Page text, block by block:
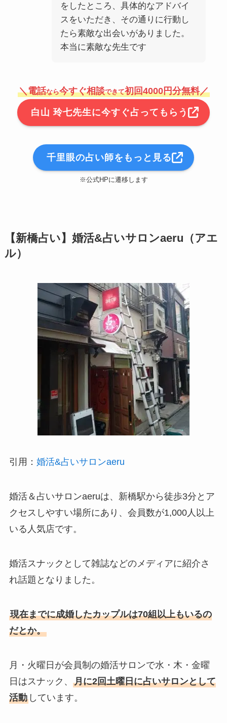
をしたところ、具体的なアドバイ
スをいただき、その通りに行動し
たら素敵な出会いがありました。
本当に素敵な先生です
＼電話なら今すぐ相談できて初回4000円分無料／
白山 玲七先生に今すぐ占ってもらう
千里眼の占い師をもっと見る
※公式HPに遷移します
【新橋占い】婚活&占いサロンaeru（アエ
ル）
引用： 婚活&占いサロンaeru
婚活＆占いサロンaeruは、新橋駅から徒歩3分とア
クセスしやすい場所にあり、会員数が1,000人以上
いる人気店です。
婚活スナックとして雑誌などのメディアに紹介さ
れ話題となりました。
現在までに成婚したカップルは70組以上もいるの
だとか。
月・火曜日が会員制の婚活サロンで水・木・金曜
日はスナック、 月に2回土曜日に占いサロンとして
活動しています。